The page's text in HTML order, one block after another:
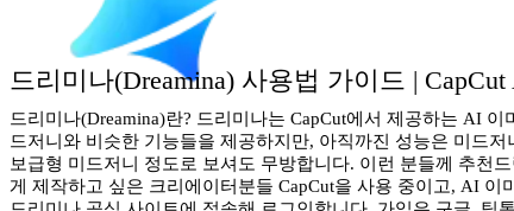
드리미나(Dreamina) 사용법 가이드 |
드리미나(Dreamina)란? 드리미나는 CapCut에서 제공하는 AI
드저니와 비슷한 기능들을 제공하지만, 아직까진 성능은 미드
보급형 미드저니 정도로 보셔도 무방합니다. 이런 분들께 추천
게 제작하고 싶은 크리에이터분들 CapCut을 사용 중이고, AI